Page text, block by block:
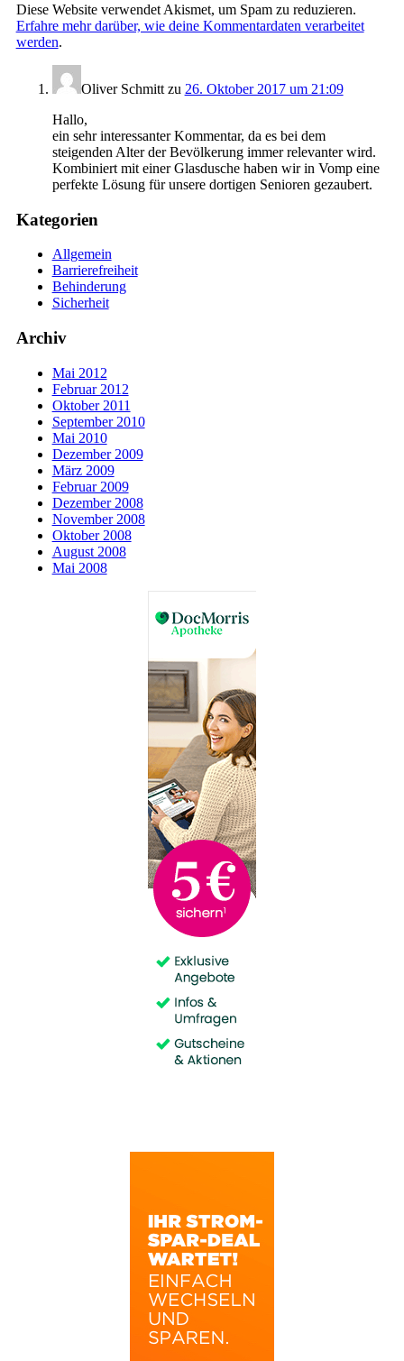
Diese Website verwendet Akismet, um Spam zu reduzieren.
Erfahre mehr darüber, wie deine Kommentardaten verarbeitet
werden.
Oliver Schmittzu 26. Oktober 2017 um 21:09
Hallo,
ein sehr interessanter Kommentar, da es bei dem
steigenden Alter der Bevölkerung immer relevanter wird.
Kombiniert mit einer Glasdusche haben wir in Vomp eine
perfekte Lösung für unsere dortigen Senioren gezaubert.
Kategorien
Allgemein
Barrierefreiheit
Behinderung
Sicherheit
Archiv
Mai 2012
Februar 2012
Oktober 2011
September 2010
Mai 2010
Dezember 2009
März 2009
Februar 2009
Dezember 2008
November 2008
Oktober 2008
August 2008
Mai 2008